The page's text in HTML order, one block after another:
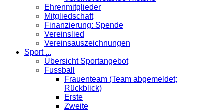
Ehrenmitglieder
Mitgliedschaft
Finanzierung: Spende
Vereinslied
Vereinsauszeichnungen
Sport ...
Übersicht Sportangebot
Fussball
Frauenteam (Team abgemeldet;
Rückblick)
Erste
Zweite